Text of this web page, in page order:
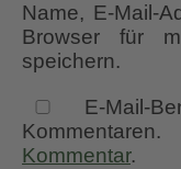
Name, E-Mail-
Browser für
speichern.
E-Mail-
Kommentar.